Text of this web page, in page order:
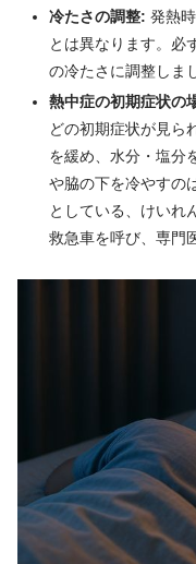
冷たさの調整: 発熱
とは異なります。必
の冷たさに調整しま
熱中症の初期症状の
どの初期症状が見ら
を緩め、水分・塩分
や脇の下を冷やすの
としている、けいれ
救急車を呼び、専門